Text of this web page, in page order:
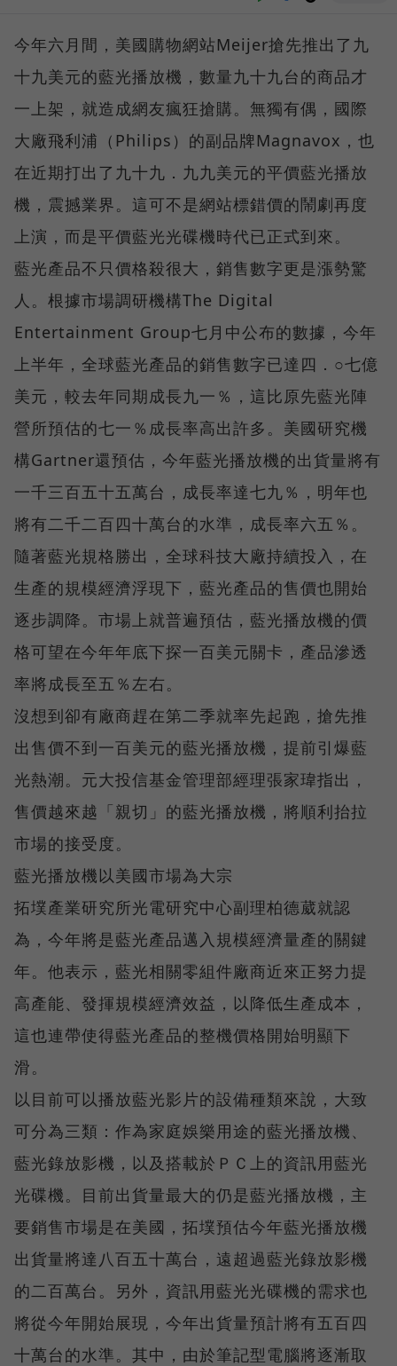
今年六月間，美國購物網站Meijer搶先推出了九
十九美元的藍光播放機，數量九十九台的商品才
一上架，就造成網友瘋狂搶購。無獨有偶，國際
大廠飛利浦（Philips）的副品牌Magnavox，也
在近期打出了九十九．九九美元的平價藍光播放
機，震撼業界。這可不是網站標錯價的鬧劇再度
上演，而是平價藍光光碟機時代已正式到來。
藍光產品不只價格殺很大，銷售數字更是漲勢驚
人。根據市場調研機構The Digital
Entertainment Group七月中公布的數據，今年
上半年，全球藍光產品的銷售數字已達四．○七億
美元，較去年同期成長九一％，這比原先藍光陣
營所預估的七一％成長率高出許多。美國研究機
構Gartner還預估，今年藍光播放機的出貨量將有
一千三百五十五萬台，成長率達七九％，明年也
將有二千二百四十萬台的水準，成長率六五％。
隨著藍光規格勝出，全球科技大廠持續投入，在
生產的規模經濟浮現下，藍光產品的售價也開始
逐步調降。市場上就普遍預估，藍光播放機的價
格可望在今年年底下探一百美元關卡，產品滲透
率將成長至五％左右。
沒想到卻有廠商趕在第二季就率先起跑，搶先推
出售價不到一百美元的藍光播放機，提前引爆藍
光熱潮。元大投信基金管理部經理張家瑋指出，
售價越來越「親切」的藍光播放機，將順利抬拉
市場的接受度。
藍光播放機以美國市場為大宗
拓墣產業研究所光電研究中心副理柏德葳就認
為，今年將是藍光產品邁入規模經濟量產的關鍵
年。他表示，藍光相關零組件廠商近來正努力提
高產能、發揮規模經濟效益，以降低生產成本，
這也連帶使得藍光產品的整機價格開始明顯下
滑。
以目前可以播放藍光影片的設備種類來說，大致
可分為三類：作為家庭娛樂用途的藍光播放機、
藍光錄放影機，以及搭載於ＰＣ上的資訊用藍光
光碟機。目前出貨量最大的仍是藍光播放機，主
要銷售市場是在美國，拓墣預估今年藍光播放機
出貨量將達八百五十萬台，遠超過藍光錄放影機
的二百萬台。另外，資訊用藍光光碟機的需求也
將從今年開始展現，今年出貨量預計將有五百四
十萬台的水準。其中，由於筆記型電腦將逐漸取